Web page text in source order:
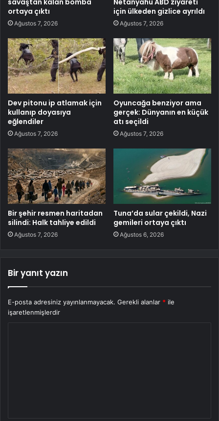
savaştan kalan bomba
ortaya çıktı
Ağustos 7, 2026
Netanyahu ABD ziyareti
için ülkeden gizlice ayrıldı
Ağustos 7, 2026
Dev pitonu ip atlamak için
kullanıp doyasıya
eğlendiler
Ağustos 7, 2026
Oyuncağa benziyor ama
gerçek: Dünyanın en küçük
atı seçildi
Ağustos 7, 2026
Bir şehir resmen haritadan
silindi: Halk tahliye edildi
Ağustos 7, 2026
Tuna’da sular çekildi, Nazi
gemileri ortaya çıktı
Ağustos 6, 2026
Bir yanıt yazın
E-posta adresiniz yayınlanmayacak. Gerekli alanlar * ile
işaretlenmişlerdir